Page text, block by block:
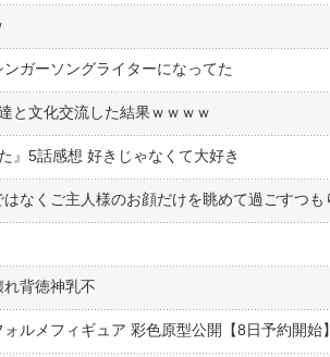
ガーソングライターになってた
と文化交流した結果ｗｗｗｗ
』5話感想 好きじゃなくて大好き
れ背徳神乳不
ルメフィギュア 彩色原型公開【8日予約開始】